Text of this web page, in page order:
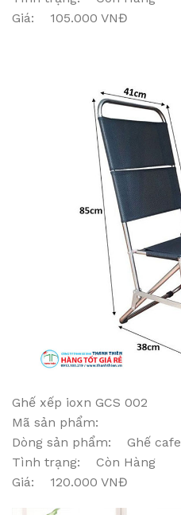
Giá: 105.000 VNĐ
Ghế xếp ioxn GCS 002
Mã sản phẩm:
Dòng sản phẩm: Ghế cafe
Tình trạng: Còn Hàng
Giá: 120.000 VNĐ